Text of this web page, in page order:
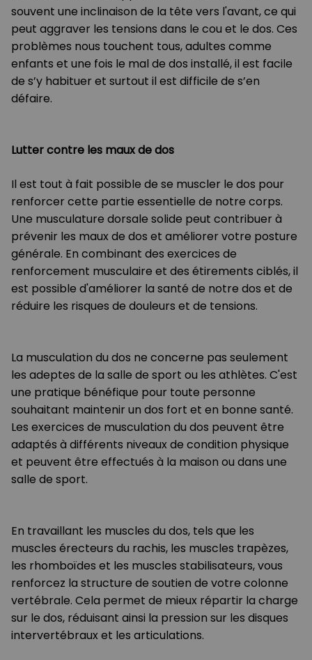
souvent une inclinaison de la tête vers l'avant, ce qui
peut aggraver les tensions dans le cou et le dos. Ces
problèmes nous touchent tous, adultes comme
enfants et une fois le mal de dos installé, il est facile
de s’y habituer et surtout il est difficile de s’en
défaire.
Lutter contre les maux de dos
Il est tout à fait possible de se muscler le dos pour
renforcer cette partie essentielle de notre corps.
Une musculature dorsale solide peut contribuer à
prévenir les maux de dos et améliorer votre posture
générale. En combinant des exercices de
renforcement musculaire et des étirements ciblés, il
est possible d'améliorer la santé de notre dos et de
réduire les risques de douleurs et de tensions.
La musculation du dos ne concerne pas seulement
les adeptes de la salle de sport ou les athlètes. C'est
une pratique bénéfique pour toute personne
souhaitant maintenir un dos fort et en bonne santé.
Les exercices de musculation du dos peuvent être
adaptés à différents niveaux de condition physique
et peuvent être effectués à la maison ou dans une
salle de sport.
En travaillant les muscles du dos, tels que les
muscles érecteurs du rachis, les muscles trapèzes,
les rhomboïdes et les muscles stabilisateurs, vous
renforcez la structure de soutien de votre colonne
vertébrale. Cela permet de mieux répartir la charge
sur le dos, réduisant ainsi la pression sur les disques
intervertébraux et les articulations.